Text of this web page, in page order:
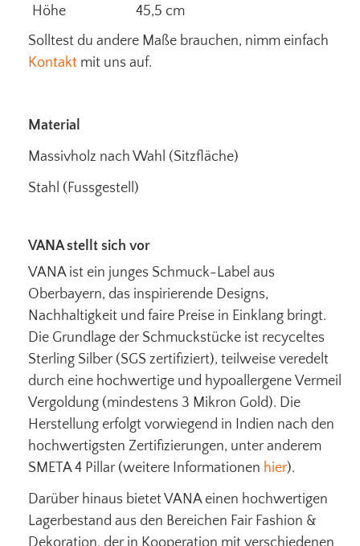
Höhe
45,5 cm
Solltest du andere Maße brauchen, nimm einfach
Kontakt mit uns auf.
Material
Massivholz nach Wahl (Sitzfläche)
Stahl (Fussgestell)
VANA stellt sich vor
VANA ist ein junges Schmuck-Label aus
Oberbayern, das inspirierende Designs,
Nachhaltigkeit und faire Preise in Einklang bringt.
Die Grundlage der Schmuckstücke ist recyceltes
Sterling Silber (SGS zertifiziert), teilweise veredelt
durch eine hochwertige und hypoallergene Vermeil
Vergoldung (mindestens 3 Mikron Gold). Die
Herstellung erfolgt vorwiegend in Indien nach den
hochwertigsten Zertifizierungen, unter anderem
SMETA 4 Pillar (weitere Informationen hier).
Darüber hinaus bietet VANA einen hochwertigen
Lagerbestand aus den Bereichen Fair Fashion &